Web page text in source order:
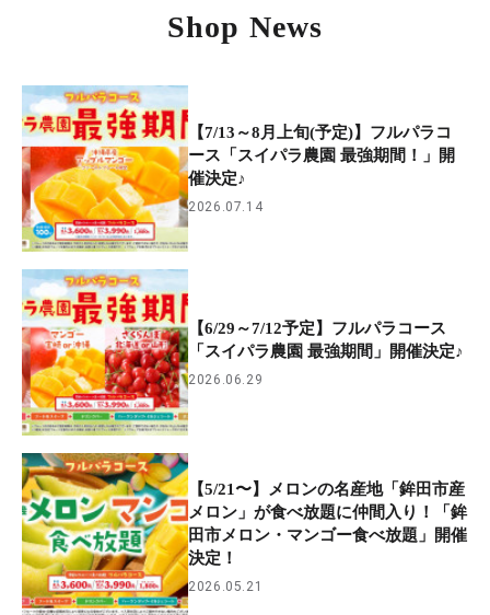
Shop News
【7/13～8月上旬(予定)】フルパラコ
ース「スイパラ農園 最強期間！」開
催決定♪
2026.07.14
【6/29～7/12予定】フルパラコース
「スイパラ農園 最強期間」開催決定♪
2026.06.29
【5/21〜】メロンの名産地「鉾田市産
メロン」が食べ放題に仲間入り！「鉾
田市メロン・マンゴー食べ放題」開催
決定！
2026.05.21